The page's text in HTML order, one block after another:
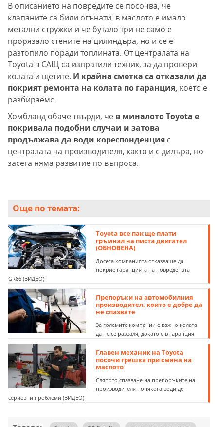
В описанието на повредите се посочва, че
клапаните са били огънати, в маслото е имало
метални стружки и че бутало три не само е
прорязало стените на цилиндъра, но и се е
разтопило поради топлината. От централата на
Toyota в САЩ са изпратили техник, за да провери
колата и щетите. И крайна сметка са отказали да
покрият ремонта на колата по гаранция, което е
разбираемо.
Хомбланд обаче твърди, че в миналото Toyota е
покривала подобни случаи и затова
продължава да води кореспонденция с
централата на производителя, както и с дилъра, но
засега няма развитие по въпроса.
Още по темата:
Toyota все пак ще плати
гръмнал на писта двигател
(ОБНОВЕНА)
Досега компанията отказваше да
покрие гаранцията на повредената
GR86 (ВИДЕО)
Препоръки на автомобилния
производител, които е добре да
не спазвате
За големите компании е важно колата
да не се разваля, докато е в гаранция
Главен механик на Toyota
посочи грешка при смяна на
маслото
Сляпото спазване на препоръките на
производителя понякога води до
сериозни проблеми (ВИДЕО)